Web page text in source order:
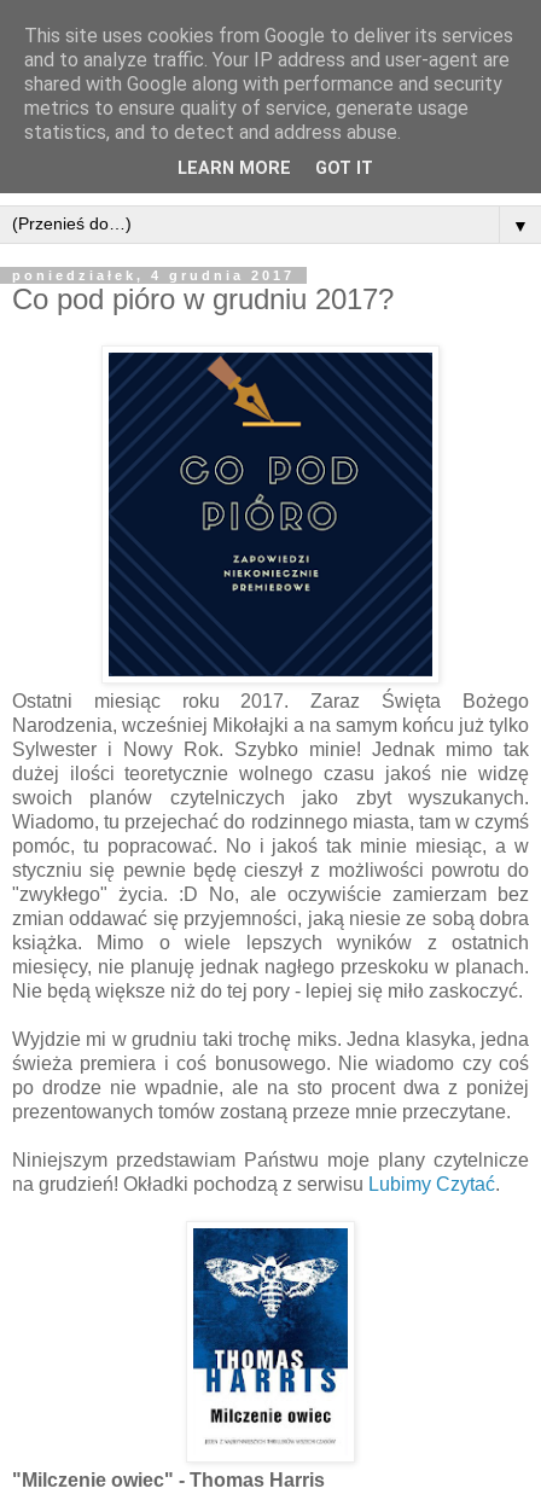
▼
poniedziałek, 4 grudnia 2017
Co pod pióro w grudniu 2017?
Ostatni miesiąc roku 2017. Zaraz Święta Bożego
Narodzenia, wcześniej Mikołajki a na samym końcu już tylko
Sylwester i Nowy Rok. Szybko minie! Jednak mimo tak
dużej ilości teoretycznie wolnego czasu jakoś nie widzę
swoich planów czytelniczych jako zbyt wyszukanych.
Wiadomo, tu przejechać do rodzinnego miasta, tam w czymś
pomóc, tu popracować. No i jakoś tak minie miesiąc, a w
styczniu się pewnie będę cieszył z możliwości powrotu do
"zwykłego" życia. :D No, ale oczywiście zamierzam bez
zmian oddawać się przyjemności, jaką niesie ze sobą dobra
książka. Mimo o wiele lepszych wyników z ostatnich
miesięcy, nie planuję jednak nagłego przeskoku w planach.
Nie będą większe niż do tej pory - lepiej się miło zaskoczyć.
Wyjdzie mi w grudniu taki trochę miks. Jedna klasyka, jedna
świeża premiera i coś bonusowego. Nie wiadomo czy coś
po drodze nie wpadnie, ale na sto procent dwa z poniżej
prezentowanych tomów zostaną przeze mnie przeczytane.
Niniejszym przedstawiam Państwu moje plany czytelnicze
na grudzień! Okładki pochodzą z serwisu Lubimy Czytać.
"Milczenie owiec" - Thomas Harris
This site uses cookies from Google to deliver its services
and to analyze traffic. Your IP address and user-agent are
shared with Google along with performance and security
metrics to ensure quality of service, generate usage
statistics, and to detect and address abuse.
LEARN MORE GOT IT